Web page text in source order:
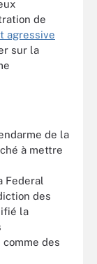
de
agressive
sur la
de la
à mettre
Federal
des
la
des